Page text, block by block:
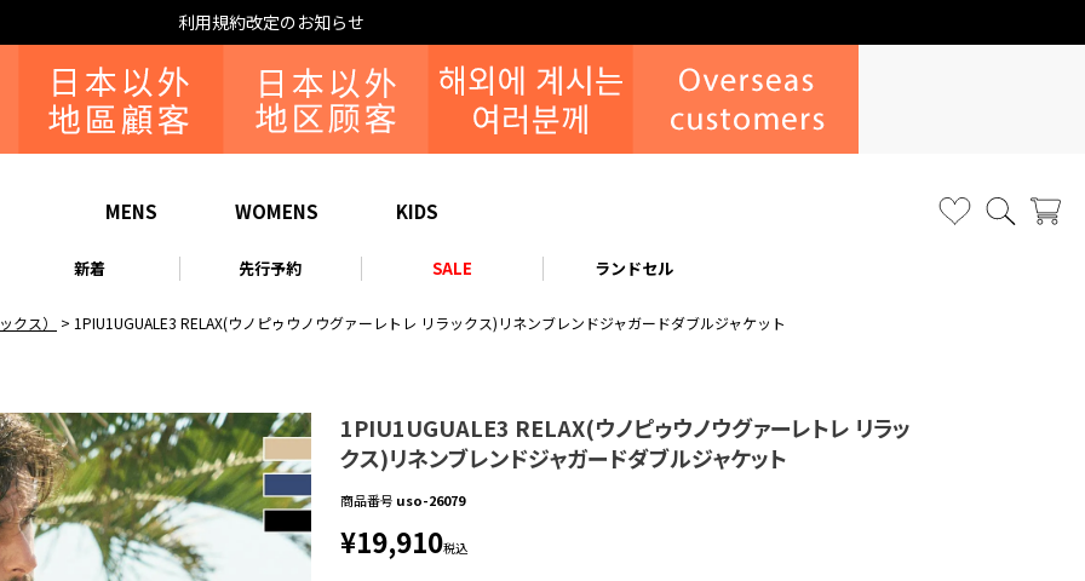
MENS WOMENS KIDS
新着 先行予約 SALE ランドセル
クス） 1PIU1UGUALE3 RELAX(ウノピゥウノウグァーレトレ リラックス)リネンブレンドジャガードダブルジャケット
1PIU1UGUALE3 RELAX(ウノピゥウノウグァーレトレ リラッ
クス)リネンブレンドジャガードダブルジャケット
商品番号 uso-26079
¥19,910税込